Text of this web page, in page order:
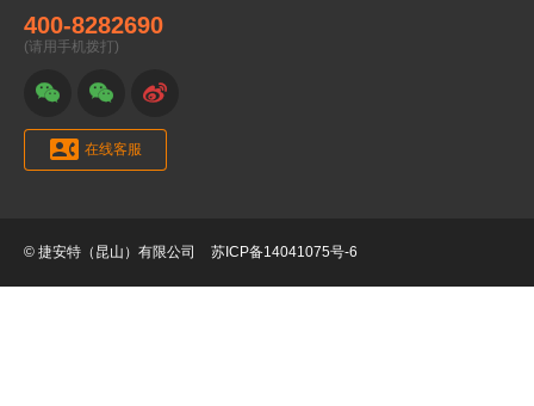
400-8282690
(请用手机拨打)
  
 在线客服
© 捷安特（昆山）有限公司 苏ICP备14041075号-6